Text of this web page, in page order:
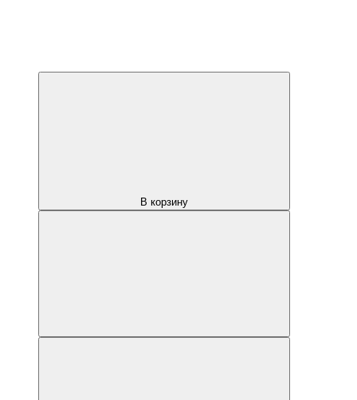
В корзину